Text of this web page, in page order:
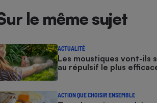
le même sujet
ACTUALITÉ
Les moustiques vont-ils
au répulsif le plus
ACTION QUE CHOISIR ENSEMBLE